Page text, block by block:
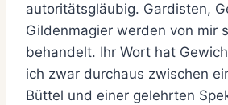
autoritätsgläubig. Gardisten,
Gildenmagier werden von mir
behandelt. Ihr Wort hat
ich zwar durchaus zwischen
Büttel und einer gelehrten